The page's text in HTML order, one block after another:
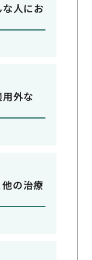
人にお
外な
の治療